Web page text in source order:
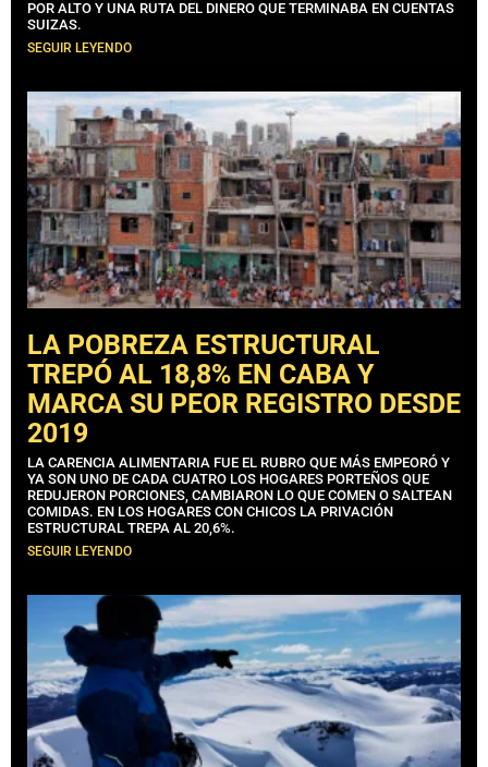
POR ALTO Y UNA RUTA DEL DINERO QUE TERMINABA EN CUENTAS
SUIZAS.
SEGUIR LEYENDO
LA POBREZA ESTRUCTURAL
TREPÓ AL 18,8% EN CABA Y
MARCA SU PEOR REGISTRO DESDE
2019
LA CARENCIA ALIMENTARIA FUE EL RUBRO QUE MÁS EMPEORÓ Y
YA SON UNO DE CADA CUATRO LOS HOGARES PORTEÑOS QUE
REDUJERON PORCIONES, CAMBIARON LO QUE COMEN O SALTEAN
COMIDAS. EN LOS HOGARES CON CHICOS LA PRIVACIÓN
ESTRUCTURAL TREPA AL 20,6%.
SEGUIR LEYENDO